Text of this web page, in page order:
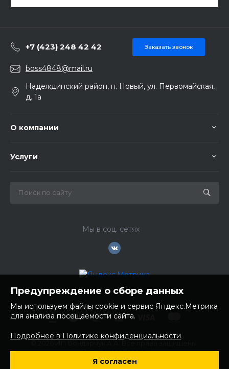
+7 (423) 248 42 42 Заказать звонок
boss4848@mail.ru
Надеждинский район, п. Новый, ул. Первомайская,
д. 1а
О компании
Услуги
Мы в соц. сетях
ИНН: 252100758085
ОГРНИП: 304250236200270
Предупреждение о сборе данных
Мы используем файлы cookie и сервис Яндекс.Метрика
для анализа посещаемости сайта.
Подробнее в Политике конфиденциальности
Я согласен